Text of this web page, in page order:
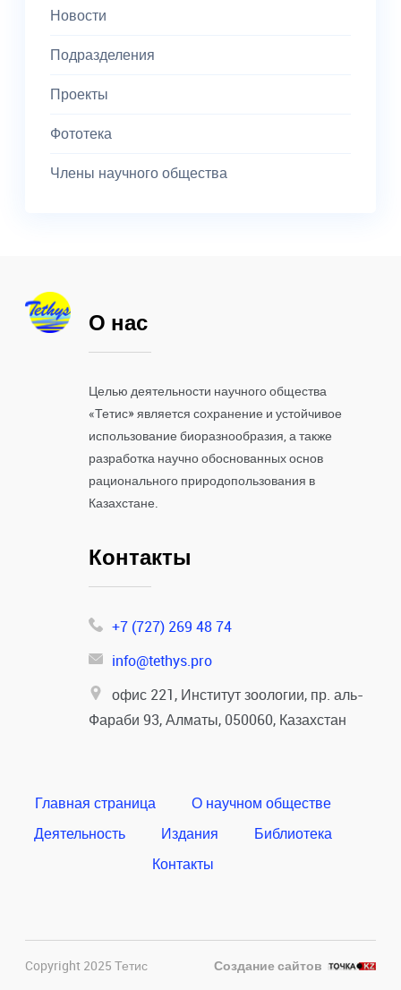
Новости
Подразделения
Проекты
Фототека
Члены научного общества
О нас
Целью деятельности научного общества
«Тетис» является сохранение и устойчивое
использование биоразнообразия, а также
разработка научно обоснованных основ
рационального природопользования в
Казахстане.
Контакты
+7 (727) 269 48 74
info@tethys.pro
офис 221, Институт зоологии, пр. аль-
Фараби 93, Алматы, 050060, Казахстан
Главная страница
О научном обществе
Деятельность
Издания
Библиотека
Контакты
Copyright 2025 Тетис Создание сайтов